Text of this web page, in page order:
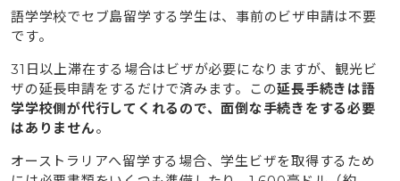
語学学校でセブ島留学する学生は、事前のビザ申請は不要
です。
31日以上滞在する場合はビザが必要になりますが、観光ビ
ザの延長申請をするだけで済みます。この延長手続きは語
学学校側が代行してくれるので、面倒な手続きをする必要
はありません。
オーストラリアへ留学する場合、学生ビザを取得するため